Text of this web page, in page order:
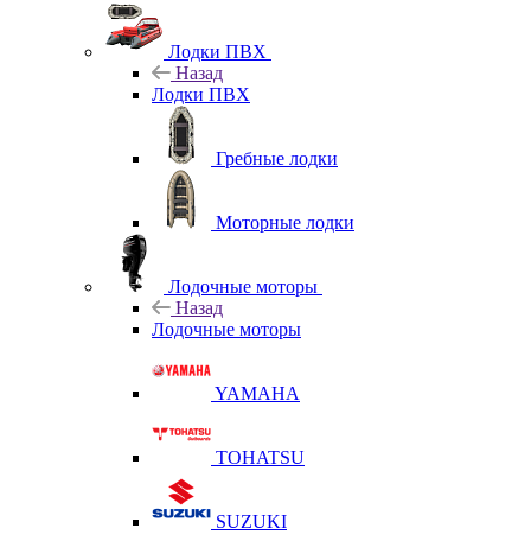
Лодки ПВХ
Назад
Лодки ПВХ
Гребные лодки
Моторные лодки
Лодочные моторы
Назад
Лодочные моторы
YAMAHA
TOHATSU
SUZUKI